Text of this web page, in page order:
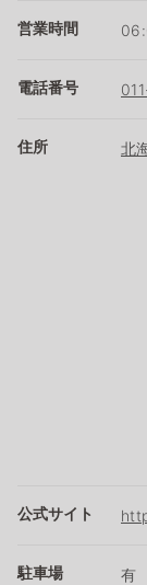
営業時間
電話番号
住所 北
公式サイト
駐車場 有